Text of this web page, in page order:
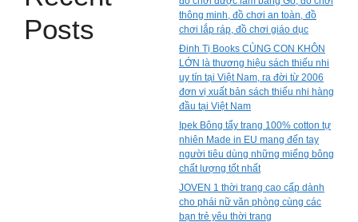
Posts
thông minh, đồ chơi an toàn, đồ
chơi lắp ráp, đồ chơi giáo dục
Đinh Tị Books CÙNG CON KHÔN
LỚN là thương hiệu sách thiếu nhi
uy tín tại Việt Nam, ra đời từ 2006
đơn vị xuất bản sách thiếu nhi hàng
đầu tại Việt Nam
Ipek Bông tẩy trang 100% cotton tự
nhiên Made in EU mang đến tay
người tiêu dùng những miếng bông
chất lượng tốt nhất
JOVEN 1 thời trang cao cấp dành
cho phái nữ văn phòng cùng các
bạn trẻ yêu thời trang